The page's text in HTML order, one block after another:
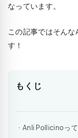
なっています。
この記事ではそん
す！
もくじ
Anli Pollicinoっ